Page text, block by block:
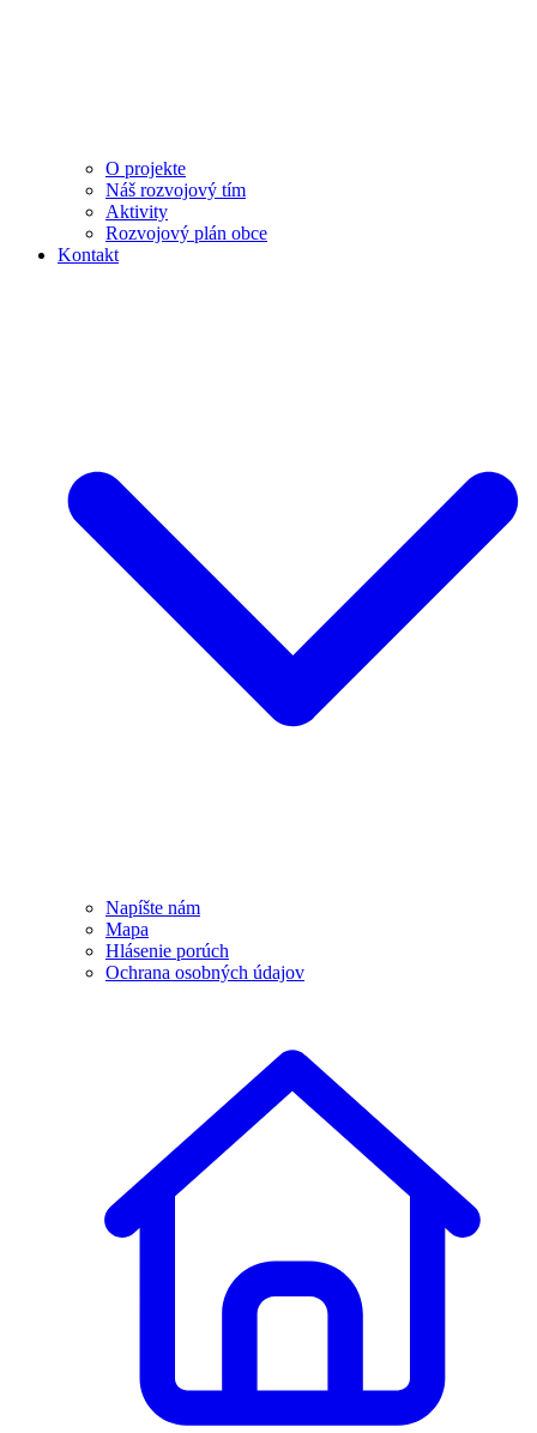
O projekte
Náš rozvojový tím
Aktivity
Rozvojový plán obce
Kontakt
Napíšte nám
Mapa
Hlásenie porúch
Ochrana osobných údajov